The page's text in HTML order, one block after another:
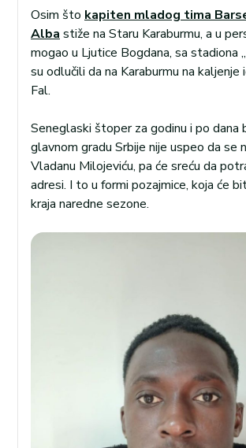
Osim što kapiten mladog tima
Alba stiže na Staru Karaburmu, a u
mogao u Ljutice Bogdana, sa stadiona
su odlučili da na Karaburmu na kaljenje
Fal.
Seneglaski štoper za godinu i po dana
glavnom gradu Srbije nije uspeo da se
Vladanu Milojeviću, pa će sreću da
adresi. I to u formi pozajmice, koja će
kraja naredne sezone.